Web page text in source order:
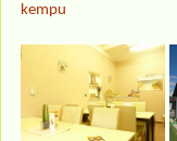
kempu